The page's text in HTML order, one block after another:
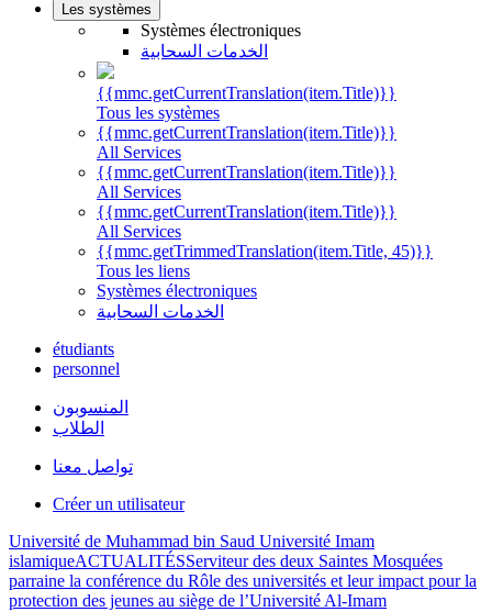
Les systèmes
Systèmes électroniques
الخدمات السحابية
{{mmc.getCurrentTranslation(item.Title)}}
Tous les systèmes
{{mmc.getCurrentTranslation(item.Title)}}
All Services
{{mmc.getCurrentTranslation(item.Title)}}
All Services
{{mmc.getCurrentTranslation(item.Title)}}
All Services
{{mmc.getTrimmedTranslation(item.Title, 45)}}
Tous les liens
Systèmes électroniques
الخدمات السحابية
étudiants
personnel
المنسوبون
الطلاب
تواصل معنا
Créer un utilisateur
Université de Muhammad bin Saud Université Imam
islamiqueACTUALITÉSServiteur des deux Saintes Mosquées
parraine la conférence du Rôle des universités et leur impact pour la
protection des jeunes au siège de l’Université Al-Imam